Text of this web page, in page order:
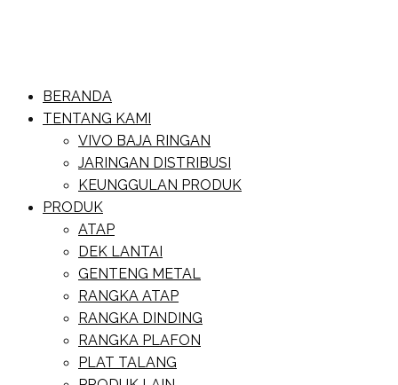
Baja Ringan Vivo
Website Baja Ringan Vivo
BERANDA
TENTANG KAMI
VIVO BAJA RINGAN
JARINGAN DISTRIBUSI
KEUNGGULAN PRODUK
PRODUK
ATAP
DEK LANTAI
GENTENG METAL
RANGKA ATAP
RANGKA DINDING
RANGKA PLAFON
PLAT TALANG